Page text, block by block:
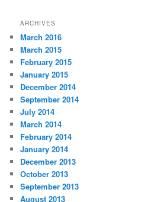
ARCHIVES
March 2016
March 2015
February 2015
January 2015
December 2014
September 2014
July 2014
March 2014
February 2014
January 2014
December 2013
October 2013
September 2013
August 2013